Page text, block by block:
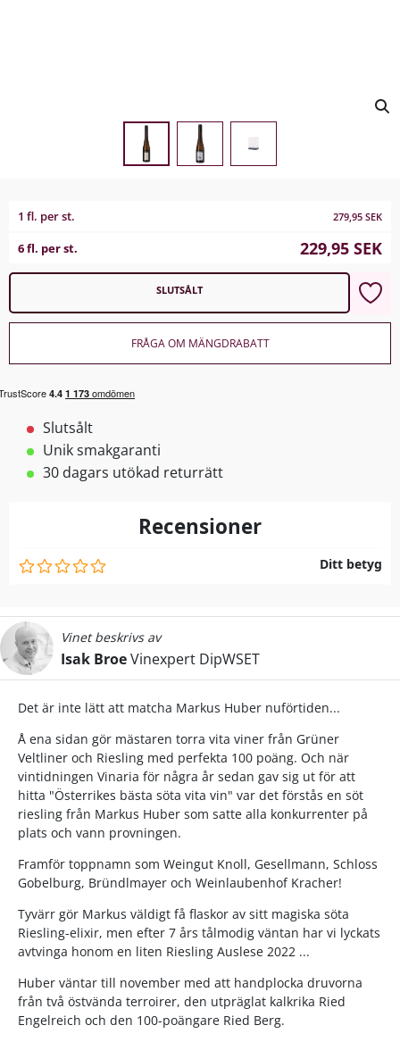
1 fl. per st. 279,95 SEK
6 fl. per st. 229,95 SEK
SLUTSÅLT
FRÅGA OM MÄNGDRABATT
Slutsålt
Unik smakgaranti
30 dagars utökad returrätt
Recensioner
Ditt betyg
Vinet beskrivs av
Isak BroeVinexpert DipWSET
Det är inte lätt att matcha Markus Huber nuförtiden...
Å ena sidan gör mästaren torra vita viner från Grüner
Veltliner och Riesling med perfekta 100 poäng. Och när
vintidningen Vinaria för några år sedan gav sig ut för att
hitta "Österrikes bästa söta vita vin" var det förstås en söt
riesling från Markus Huber som satte alla konkurrenter på
plats och vann provningen.
Framför toppnamn som Weingut Knoll, Gesellmann, Schloss
Gobelburg, Bründlmayer och Weinlaubenhof Kracher!
Tyvärr gör Markus väldigt få flaskor av sitt magiska söta
Riesling-elixir, men efter 7 års tålmodig väntan har vi lyckats
avtvinga honom en liten Riesling Auslese 2022 ...
Huber väntar till november med att handplocka druvorna
från två östvända terroirer, den utpräglat kalkrika Ried
Engelreich och den 100-poängare Ried Berg.